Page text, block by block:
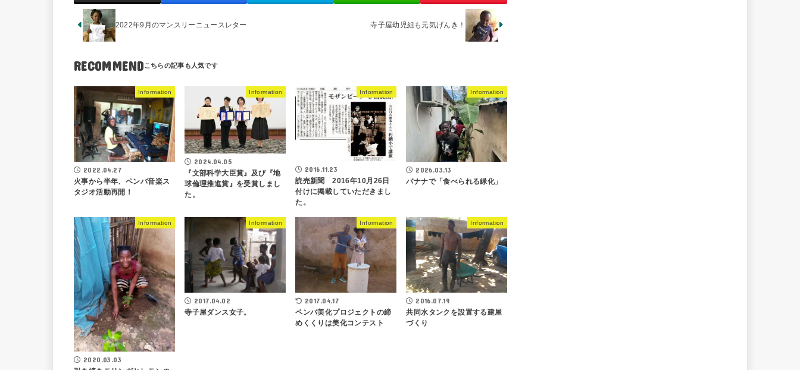
2022年9月のマンスリーニュースレター 寺子屋幼児組も元気げんき！
RECOMMEND
Information
2022.04.27
火事から半年、ペンバ音楽ス
タジオ活動再開！
Information
2024.04.05
『文部科学大臣賞』及び『地
球倫理推進賞』を受賞しまし
た。
Information
2016.11.23
読売新聞 2016年10月26日
付けに掲載していただきまし
た。
Information
2026.03.13
バナナで「食べられる緑化」
Information
2020.03.03
Information
2017.04.02
寺子屋ダンス女子。
Information
2017.04.17
ペンバ美化プロジェクトの締
めくくりは美化コンテスト
Information
2016.07.19
共同水タンクを設置する建屋
づくり